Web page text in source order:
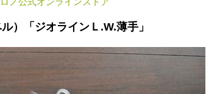
）「ジオラインＬ.W.薄手」